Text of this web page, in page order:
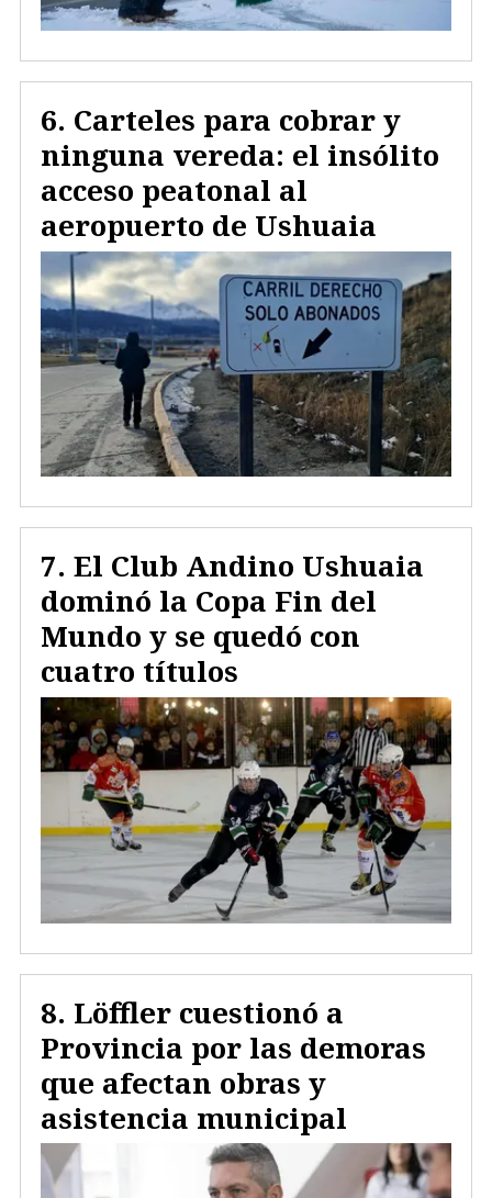
Carteles para cobrar y
ninguna vereda: el insólito
acceso peatonal al
aeropuerto de Ushuaia
El Club Andino Ushuaia
dominó la Copa Fin del
Mundo y se quedó con
cuatro títulos
Löffler cuestionó a
Provincia por las demoras
que afectan obras y
asistencia municipal